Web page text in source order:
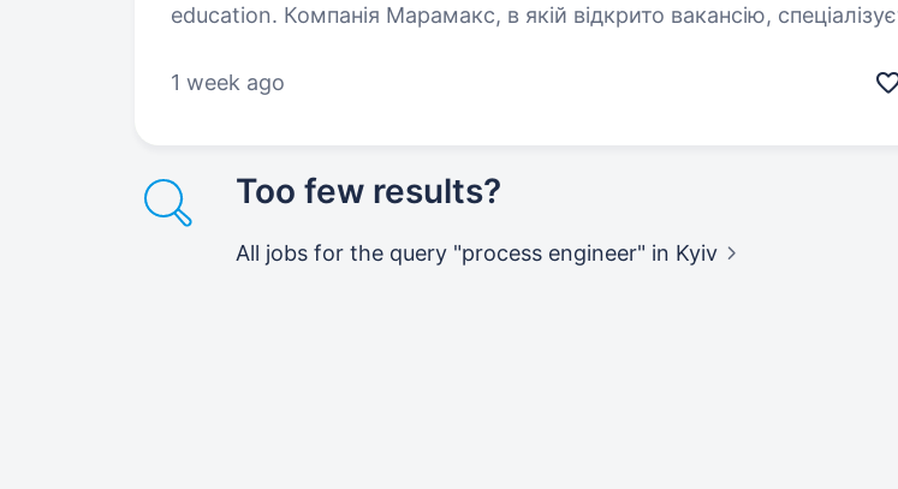
education. Компанія Марамакс, в якій відкрито вакансію, спеціалізується
як на українському, так і міжнародному ринку з 2001 року. Є
1 week ago
Too few results?
All jobs for the query "process engineer" in Kyiv